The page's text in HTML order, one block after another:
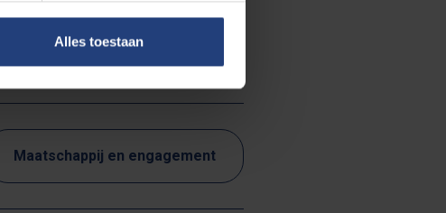
Alles toestaan
Maatschappij en engagement